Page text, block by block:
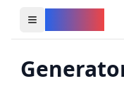
Open all YouTube